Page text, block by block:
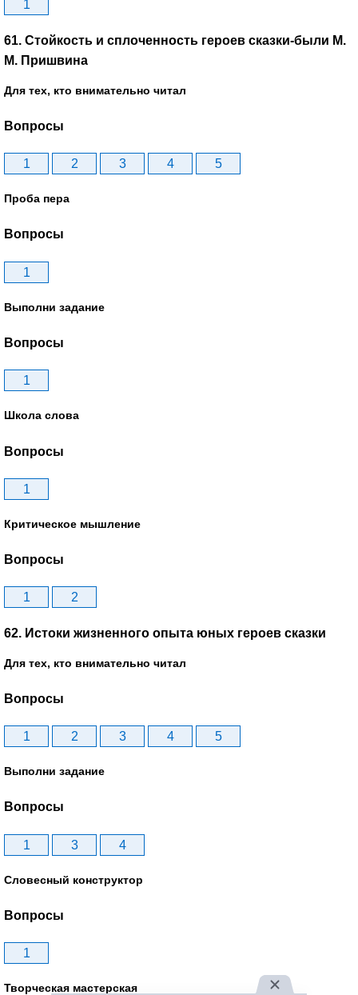
1
61. Стойкость и сплоченность героев сказки-были М.
М. Пришвина
Для тех, кто внимательно читал
Вопросы
1 2 3 4 5
Проба пера
Вопросы
1
Выполни задание
Вопросы
1
Школа слова
Вопросы
1
Критическое мышление
Вопросы
1 2
62. Истоки жизненного опыта юных героев сказки
Для тех, кто внимательно читал
Вопросы
1 2 3 4 5
Выполни задание
Вопросы
1 3 4
Словесный конструктор
Вопросы
1
Творческая мастерская